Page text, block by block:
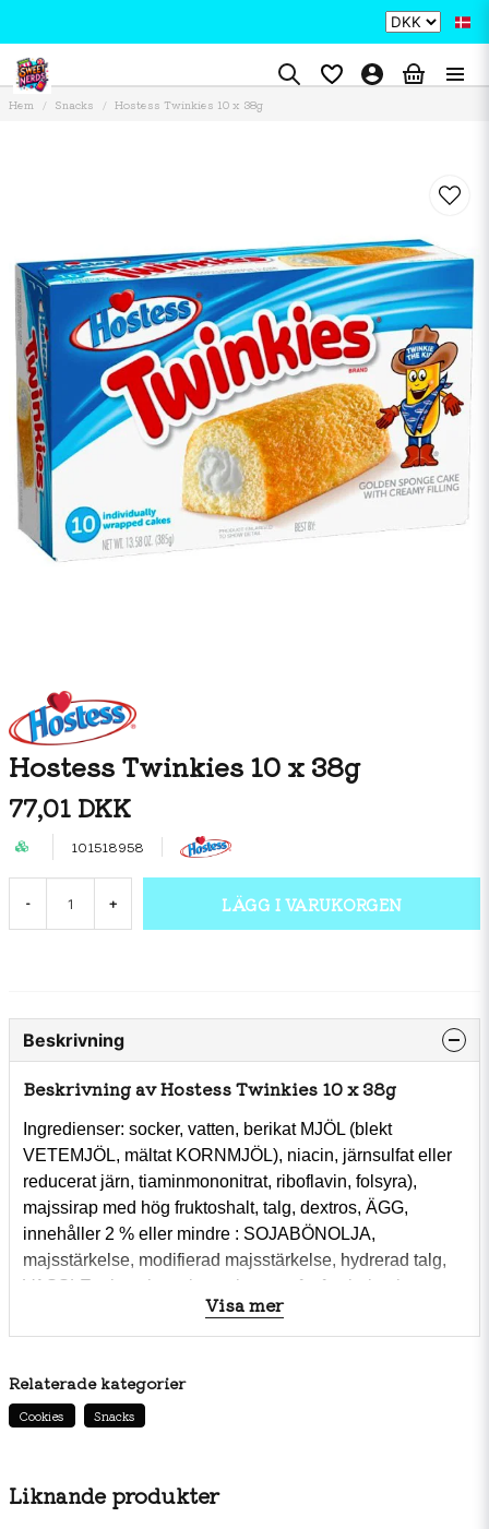
Hem Snacks Hostess Twinkies 10 x 38g
Hostess Twinkies 10 x 38g
77,01 DKK
101518958
- + LÄGG I VARUKORGEN
Liknande produkter
Beskrivning
Beskrivning av Hostess Twinkies 10 x 38g
Ingredienser: socker, vatten, berikat MJÖL (blekt
VETEMJÖL, mältat KORNMJÖL), niacin, järnsulfat eller
reducerat järn, tiaminmononitrat, riboflavin, folsyra),
majssirap med hög fruktoshalt, talg, dextros, ÄGG,
innehåller 2 % eller mindre : SOJABÖNOLJA,
majsstärkelse, modifierad majsstärkelse, hydrerad talg,
VASSLE, glycerin, salt, natriumpyrofosfat, bakpulver,
enzymer, sorbinsyra och kaliumsorbat (för att behålla
fräschheten), bomullsfröolja, mono- och diglycerider,
xantangummi, polysorbat 60, monokalciumfosfat,
färgämne (E102, E129).
fett 11,6g.
Visa mer
Relaterade kategorier
Cookies Snacks